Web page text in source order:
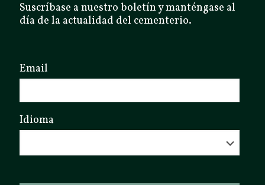
Suscríbase a nuestro boletín y manténgase al
día de la actualidad del cementerio.
Email
Idioma